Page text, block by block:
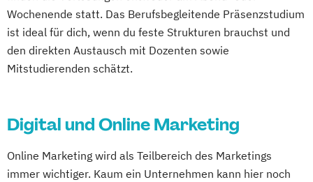
Wochenende statt. Das Berufsbegleitende Präsenzstudium
ist ideal für dich, wenn du feste Strukturen brauchst und
den direkten Austausch mit Dozenten sowie
Mitstudierenden schätzt.
Digital und Online Marketing
Online Marketing wird als Teilbereich des Marketings
immer wichtiger. Kaum ein Unternehmen kann hier noch